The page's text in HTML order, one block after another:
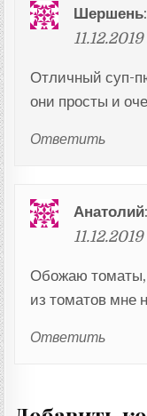
Шершень:
Отличный суп-
они просты и
Ответить
Анатолий:
Обожаю
из томатов мне
Ответить